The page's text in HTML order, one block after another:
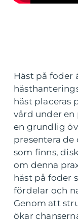
Häst på foder
häst placeras
vård under en
en grundlig
presentera de
som finns,
om denna
häst på foder
fördelar och
Genom att
ökar